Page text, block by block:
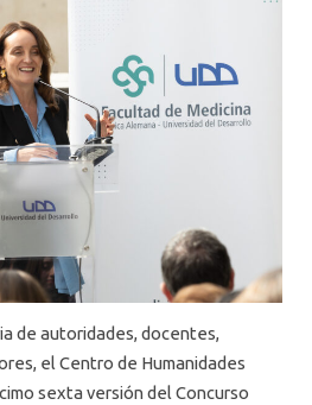
de autoridades, docentes,
el Centro de Humanidades
sexta versión del Concurso